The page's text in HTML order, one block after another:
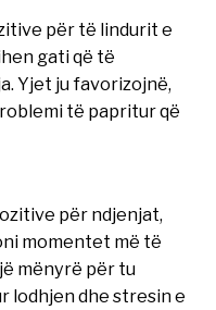
për të lindurit e
gati që të
Yjet ju favorizojnë,
të papritur që
për ndjenjat,
momentet më të
mënyrë për tu
lodhjen dhe stresin e